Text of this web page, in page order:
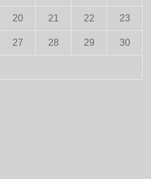
20 21 22 23
27 28 29 30